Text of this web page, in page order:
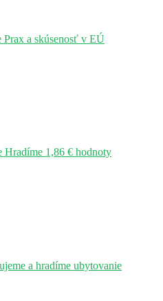
a skúsenosť v EÚ
Hradíme 1,86 € hodnoty
a hradíme ubytovanie